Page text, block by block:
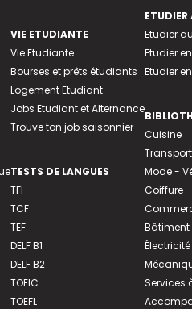
VIE ETUDIANTE
Vie Etudiante
Bourses et prêts étudiants
Logement Etudiant
Jobs Etudiant et Alternance
Trouve ton job saisonnier
TESTS DE LANGUES
TFI
TCF
TEF
DELF B1
DELF B2
TOEIC
TOEFL
ETUDIER
Etudier
Etudier
Etudier
Cuisine
Mode -
Coiffure
Bâtiment
Électricité
Services